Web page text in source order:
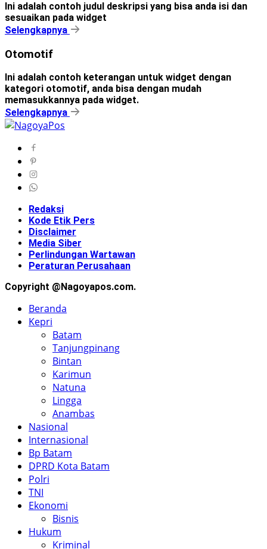
Ini adalah contoh judul deskripsi yang bisa anda isi dan
sesuaikan pada widget
Selengkapnya
Otomotif
Ini adalah contoh keterangan untuk widget dengan
kategori otomotif, anda bisa dengan mudah
memasukkannya pada widget.
Selengkapnya
Redaksi
Kode Etik Pers
Disclaimer
Media Siber
Perlindungan Wartawan
Peraturan Perusahaan
Copyright @Nagoyapos.com.
Beranda
Kepri
Batam
Tanjungpinang
Bintan
Karimun
Natuna
Lingga
Anambas
Nasional
Internasional
Bp Batam
DPRD Kota Batam
Polri
TNI
Ekonomi
Bisnis
Hukum
Kriminal